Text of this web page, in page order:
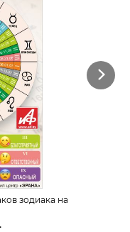
Next
зодиака на